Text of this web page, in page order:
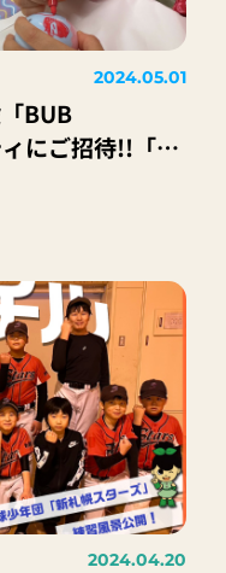
2024.05.01
BUB
にご招待!!「恵
2024.04.20